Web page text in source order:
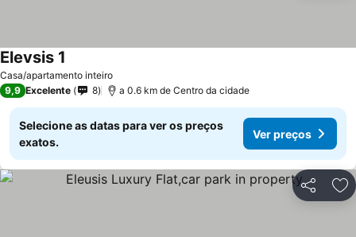
Casa/apartamento inteiro
Elevsis 1
9,9 Excelente 8 a 0.6 km de Centro da cidade
Selecione as datas para ver os preços
exatos.
Ver preços
Partilhar